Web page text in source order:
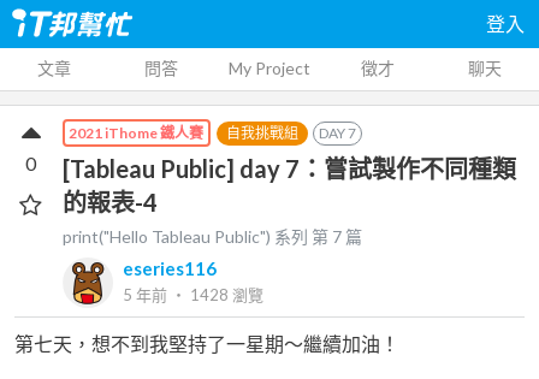
登入
文章 問答 My Project 徵才 聊天
2021 iThome 鐵人賽 自我挑戰組 DAY7
[Tableau Public] day 7：嘗試製作不同種類
的報表-4
print("Hello Tableau Public") 系列 第 7 篇
eseries116
5 年前 ‧ 1428 瀏覽
0
第七天，想不到我堅持了一星期～繼續加油！